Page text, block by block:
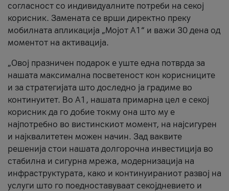
согласност со индивидуалните потреби на секој
корисник. Замената се врши директно преку
мобилната апликација „Мојот А1“ и важи 30 дена од
моментот на активација.
„Овој празничен подарок е уште една потврда за
нашата максимална посветеност кон корисниците
и за стратегијата што доследно ја градиме во
континуитет. Во А1, нашата примарна цел е секој
корисник да го добие токму она што му е
најпотребно во вистинскиот момент, на најсигурен
и најквалитетен можен начин. Зад ваквите
решенија стои нашата долгорочна инвестиција во
стабилна и сигурна мрежа, модернизација на
инфраструктурата, како и континуираниот развој на
услуги што го поедноставуваат секојдневието и